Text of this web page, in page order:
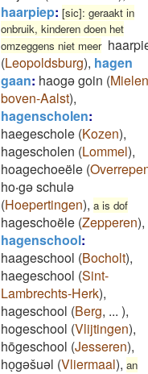
haarpiep: [sic]: geraakt in
onbruik, kinderen doen het
omzeggens niet meer
(Leopoldsburg), hagen
gaan: haogə goin (
boven-Aalst),
hagenscholen:
haegeschole (Kozen),
hagescholen (Lommel),
hoagechoeële (
ho‧gə schulə
(Hoepertingen), a is dof
hageschoële (Zepperen),
hagenschool:
haageschool (Bocholt),
haegeschool (Sint-
Lambrechts-Herk),
hageschool (Berg, ... ),
hogeschool (Vlijtingen),
hōgeschool (Jesseren),
hoͅgəšuəl (Vliermaal), an